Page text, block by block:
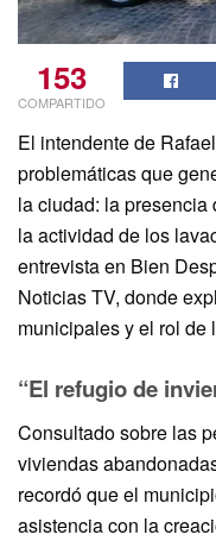
153
COMPARTIDO
El intendente de
problemáticas que
la ciudad: la
la actividad de los
entrevista en Bien
Noticias TV, donde
municipales y el rol de
“El refugio de
Consultado sobre las
viviendas
recordó que el
asistencia con la